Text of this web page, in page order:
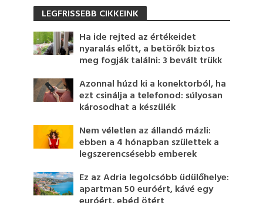
LEGFRISSEBB CIKKEINK
Ha ide rejted az értékeidet
nyaralás előtt, a betörők biztos
meg fogják találni: 3 bevált trükk
Azonnal húzd ki a konektorból, ha
ezt csinálja a telefonod: súlyosan
károsodhat a készülék
Nem véletlen az állandó mázli:
ebben a 4 hónapban születtek a
legszerencsésebb emberek
Ez az Adria legolcsóbb üdülőhelye:
apartman 50 euróért, kávé egy